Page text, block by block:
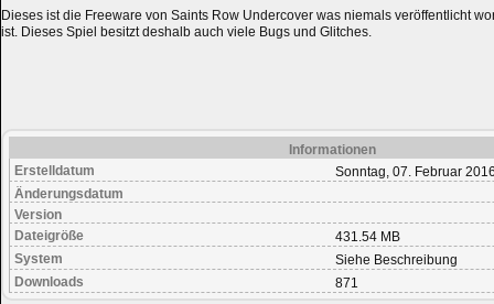
Dieses ist die Freeware von Saints Row Undercover was niemals veröffentlicht
ist. Dieses Spiel besitzt deshalb auch viele Bugs und Glitches.
Informationen
Erstelldatum
Sonntag, 07. Februar
Änderungsdatum
Version
Dateigröße
431.54 MB
System
Siehe Beschreibung
Downloads
871